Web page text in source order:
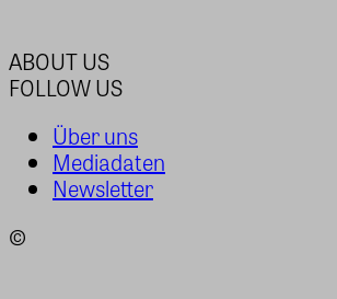
ABOUT US
FOLLOW US
Über uns
Mediadaten
Newsletter
©